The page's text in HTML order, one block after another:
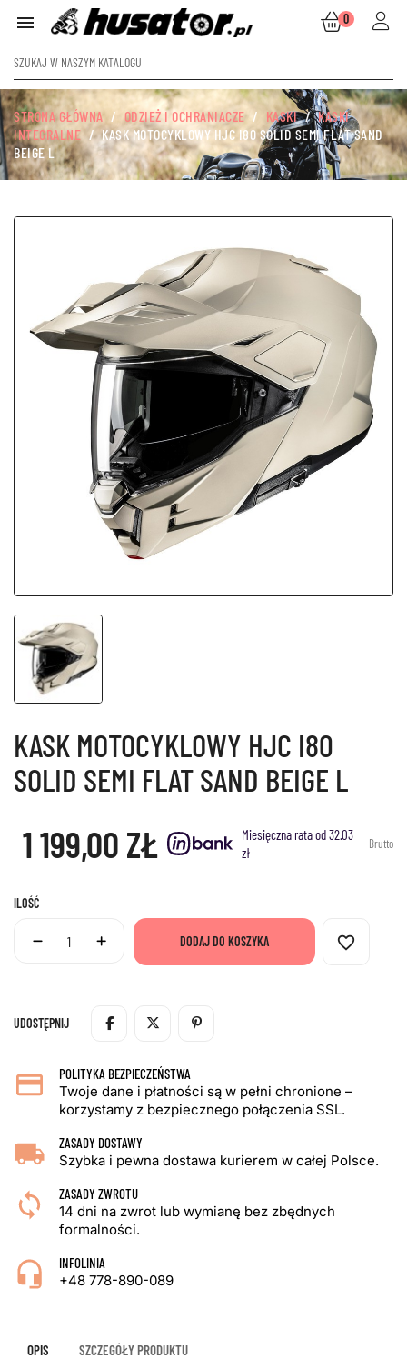
 0
STRONA GŁÓWNA ODZIEŻ I OCHRANIACZE KASKI
KASKI
INTEGRALNE
KASK MOTOCYKLOWY HJC I80 SOLID SEMI FLAT SAND
BEIGE L
KASK MOTOCYKLOWY HJC I80
SOLID SEMI FLAT SAND BEIGE L
1 199,00 ZŁ
Miesięczna rata od 32.03
zł
Brutto
ILOŚĆ
DODAJ DO KOSZYKA favorite_border
UDOSTĘPNIJ
POLITYKA BEZPIECZEŃSTWA
Twoje dane i płatności są w pełni chronione –
korzystamy z bezpiecznego połączenia SSL.
ZASADY DOSTAWY
Szybka i pewna dostawa kurierem w całej Polsce.
ZASADY ZWROTU
14 dni na zwrot lub wymianę bez zbędnych
formalności.
INFOLINIA
+48 778-890-089
OPIS SZCZEGÓŁY PRODUKTU